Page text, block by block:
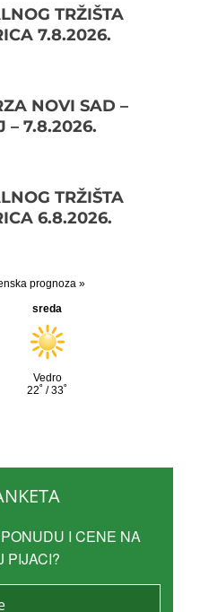
TRŽIŠTA
7.8.2026.
NOVI SAD –
– 7.8.2026.
TRŽIŠTA
6.8.2026.
I CENE NA
PIJACI?